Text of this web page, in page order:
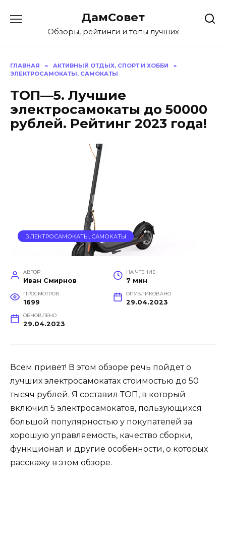
содержанию
ДамСовет
Обзоры, рейтинги и топы лучших
ГЛАВНАЯ » АКТИВНЫЙ ОТДЫХ, СПОРТ И ХОББИ
»
ЭЛЕКТРОСАМОКАТЫ, САМОКАТЫ
ТОП—5. Лучшие
электросамокаты до 50000
рублей. Рейтинг 2023 года!
ЭЛЕКТРОСАМОКАТЫ, САМОКАТЫ
АВТОР
Иван Смирнов
НА ЧТЕНИЕ
7 мин
ПРОСМОТРОВ
1699
ОПУБЛИКОВАНО
29.04.2023
ОБНОВЛЕНО
29.04.2023
Всем привет! В этом обзоре речь пойдет о
лучших электросамокатах стоимостью до 50
тысяч рублей. Я составил ТОП, в который
включил 5 электросамокатов, пользующихся
большой популярностью у покупателей за
хорошую управляемость, качество сборки,
функционал и другие особенности, о которых
расскажу в этом обзоре.